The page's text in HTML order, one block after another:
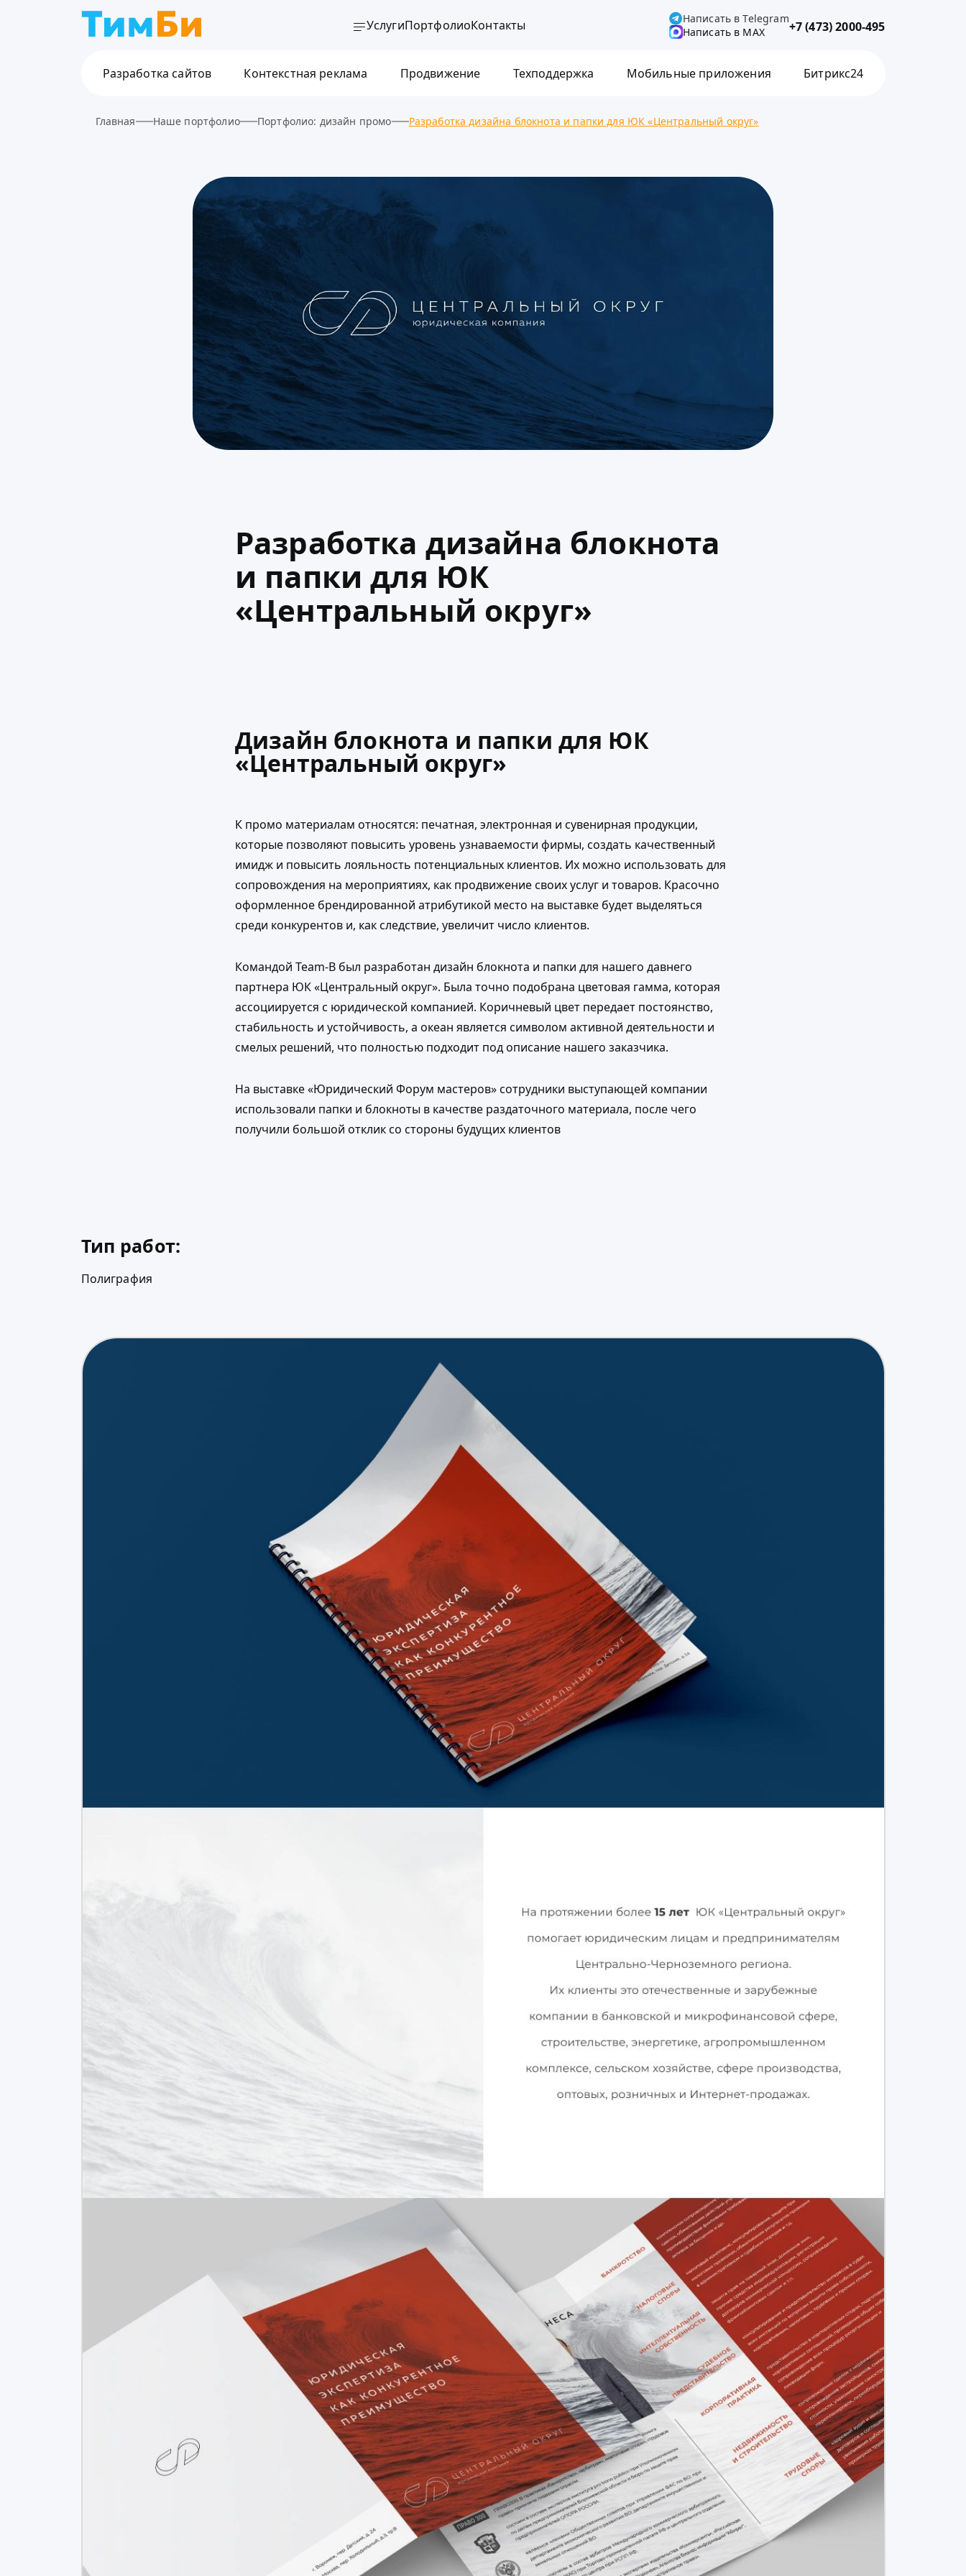
УслугиПортфолиоКонтакты
Написать в Telegram
Написать в MAX
+7 (473) 2000-495
Разработка сайтов Контекстная реклама Продвижение Техподдержка Мобильные приложения Битрикс24
Главная Наше портфолио Портфолио: дизайн промо Разработка дизайна блокнота и папки для ЮК «Центральный округ»
Разработка дизайна блокнота
и папки для ЮК
«Центральный округ»
Дизайн блокнота и папки для ЮК
«Центральный округ»
К промо материалам относятся: печатная, электронная и сувенирная продукции,
которые позволяют повысить уровень узнаваемости фирмы, создать качественный
имидж и повысить лояльность потенциальных клиентов. Их можно использовать для
сопровождения на мероприятиях, как продвижение своих услуг и товаров. Красочно
оформленное брендированной атрибутикой место на выставке будет выделяться
среди конкурентов и, как следствие, увеличит число клиентов.
Командой Team-B был разработан дизайн блокнота и папки для нашего давнего
партнера ЮК «Центральный округ». Была точно подобрана цветовая гамма, которая
ассоциируется с юридической компанией. Коричневый цвет передает постоянство,
стабильность и устойчивость, а океан является символом активной деятельности и
смелых решений, что полностью подходит под описание нашего заказчика.
На выставке «Юридический Форум мастеров» сотрудники выступающей компании
использовали папки и блокноты в качестве раздаточного материала, после чего
получили большой отклик со стороны будущих клиентов
Тип работ:
Полиграфия